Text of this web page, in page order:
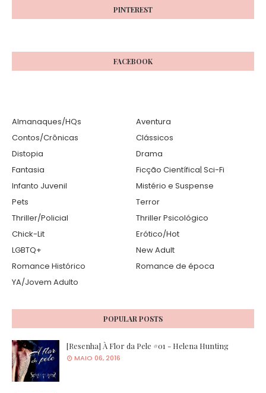
PINTEREST
FACEBOOK
Almanaques/HQs
Aventura
Contos/Crônicas
Clássicos
Distopia
Drama
Fantasia
Ficção Científica| Sci-Fi
Infanto Juvenil
Mistério e Suspense
Pets
Terror
Thriller/Policial
Thriller Psicológico
Chick-Lit
Erótico/Hot
LGBTQ+
New Adult
Romance Histórico
Romance de época
YA/Jovem Adulto
POPULAR POSTS
[Resenha] À Flor da Pele #01 - Helena Hunting
MAIO 06, 2016